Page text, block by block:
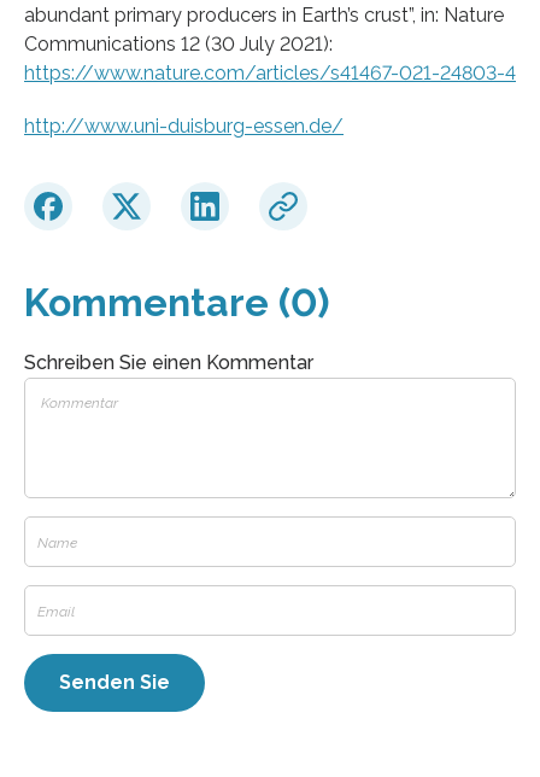
abundant primary producers in Earth’s crust”, in: Nature
Communications 12 (30 July 2021):
https://www.nature.com/articles/s41467-021-24803-4
http://www.uni-duisburg-essen.de/
Kommentare (0)
Schreiben Sie einen Kommentar